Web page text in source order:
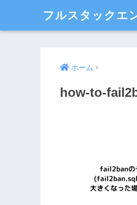
フルスタックエ
ホーム
how-to-